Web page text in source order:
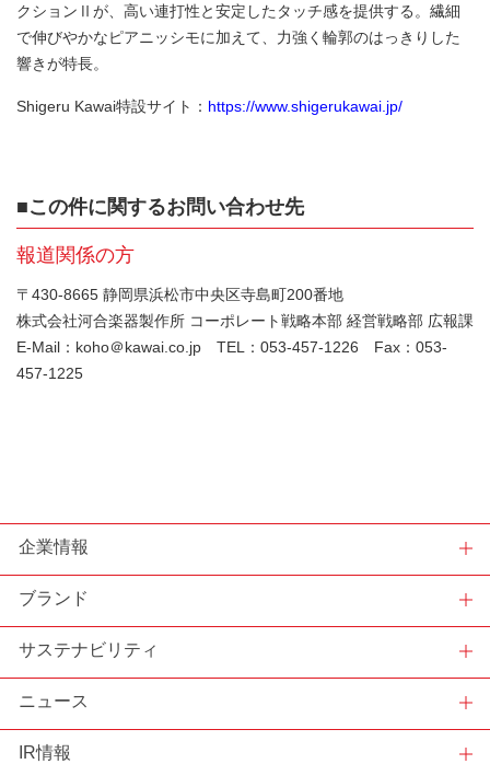
クションⅡが、高い連打性と安定したタッチ感を提供する。繊細
で伸びやかなピアニッシモに加えて、力強く輪郭のはっきりした
響きが特長。
Shigeru Kawai特設サイト： https://www.shigerukawai.jp/
■この件に関するお問い合わせ先
報道関係の方
〒430-8665 静岡県浜松市中央区寺島町200番地
株式会社河合楽器製作所 コーポレート戦略本部 経営戦略部 広報課
E-Mail：koho＠kawai.co.jp TEL：053-457-1226 Fax：053-
457-1225
企業情報
ブランド
サステナビリティ
ニュース
IR情報